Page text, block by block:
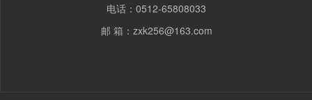
电话：0512-65808033
邮 箱：zxk256@163.com